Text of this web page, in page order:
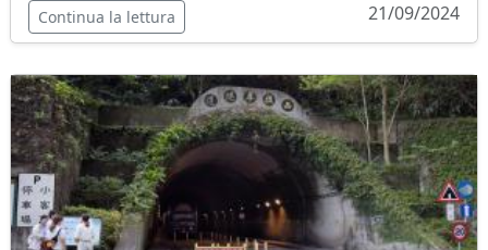
Continua la lettura 21/09/2024